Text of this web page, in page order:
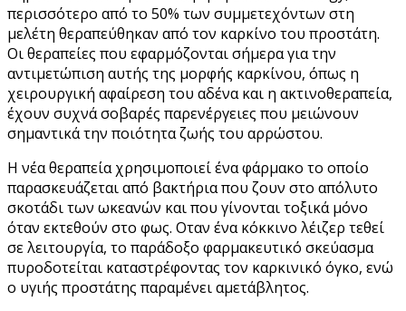
περισσότερο από το 50% των συμμετεχόντων στη
μελέτη θεραπεύθηκαν από τον καρκίνο του προστάτη.
Οι θεραπείες που εφαρμόζονται σήμερα για την
αντιμετώπιση αυτής της μορφής καρκίνου, όπως η
χειρουργική αφαίρεση του αδένα και η ακτινοθεραπεία,
έχουν συχνά σοβαρές παρενέργειες που μειώνουν
σημαντικά την ποιότητα ζωής του αρρώστου.
Η νέα θεραπεία χρησιμοποιεί ένα φάρμακο το οποίο
παρασκευάζεται από βακτήρια που ζουν στο απόλυτο
σκοτάδι των ωκεανών και που γίνονται τοξικά μόνο
όταν εκτεθούν στο φως. Οταν ένα κόκκινο λέιζερ τεθεί
σε λειτουργία, το παράδοξο φαρμακευτικό σκεύασμα
πυροδοτείται καταστρέφοντας τον καρκινικό όγκο, ενώ
ο υγιής προστάτης παραμένει αμετάβλητος.